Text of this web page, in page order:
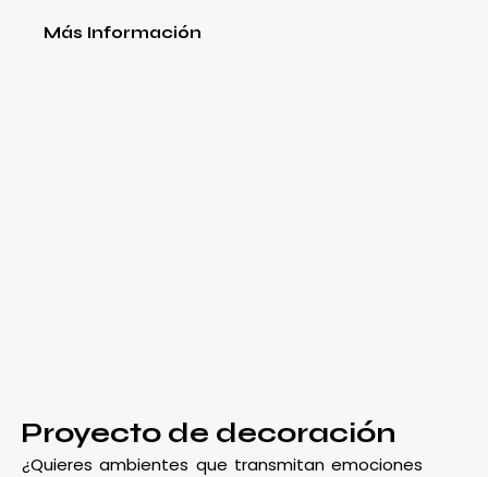
Más Información
Proyecto de decoración
¿Quieres ambientes que transmitan emociones